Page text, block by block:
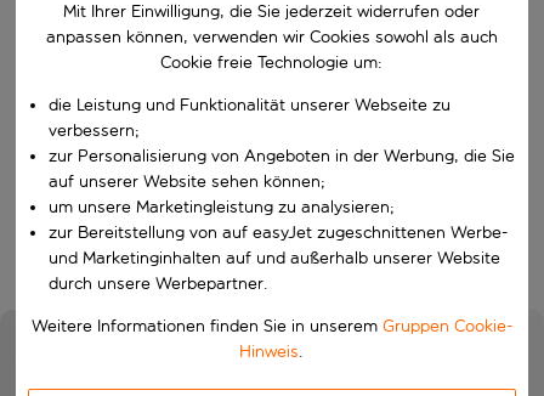
Beginne mit der Eingabe für die automatische
Wähle ein Ab- und Rückflugdatum aus.
Reisezeitraum wählen
Wer
Suchen
Mit Ihrer Einwilligung, die Sie jederzeit widerrufen oder
anpassen können, verwenden wir Cookies sowohl als auch
Cookie freie Technologie um:
die Leistung und Funktionalität unserer Webseite zu
verbessern;
zur Personalisierung von Angeboten in der Werbung, die Sie
auf unserer Website sehen können;
um unsere Marketingleistung zu analysieren;
zur Bereitstellung von auf easyJet zugeschnittenen Werbe-
und Marketinginhalten auf und außerhalb unserer Website
durch unsere Werbepartner.
Weitere Informationen finden Sie in unserem Gruppen Cookie-
Hinweis.